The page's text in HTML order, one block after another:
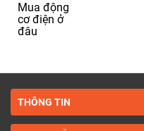
Mua động
cơ điện ở
đâu
THÔNG TIN